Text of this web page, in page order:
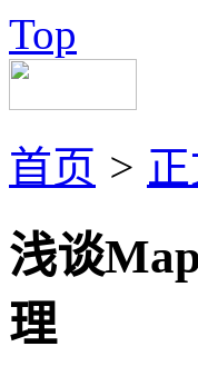
Top
首页 >
浅谈
理